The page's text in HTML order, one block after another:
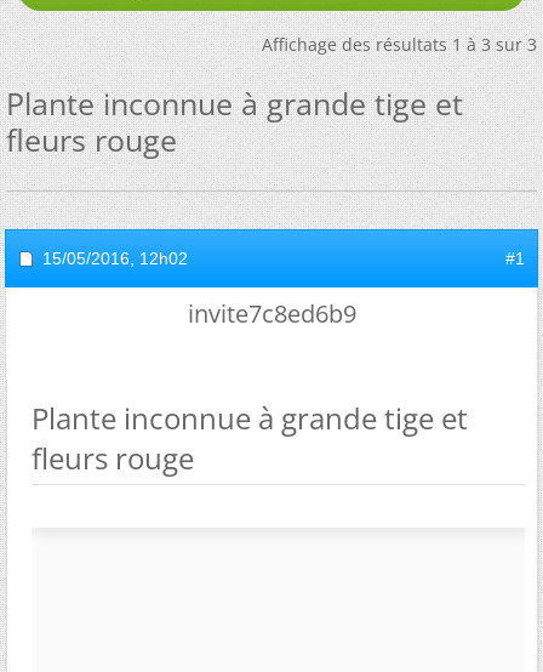
Affichage des résultats 1 à 3 sur 3
Plante inconnue à grande tige et
fleurs rouge
15/05/2016, 12h02 #1
invite7c8ed6b9
Plante inconnue à grande tige et
fleurs rouge